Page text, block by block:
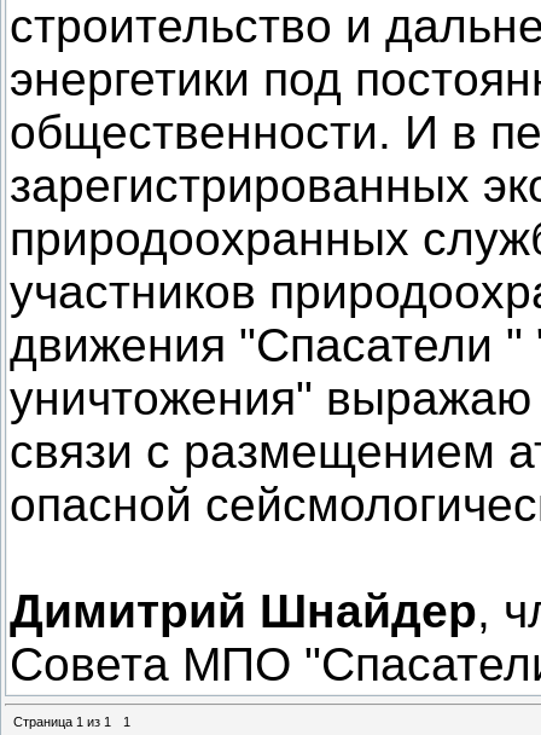
строительство и
энергетики под
общественности. И в
зарегистрированных
природоохранных
участников
движения "Спасатели
уничтожения" выражаю
связи с размещением
опасной
Димитрий Шнайдер,
Совета МПО
Страница 1 из 1 1